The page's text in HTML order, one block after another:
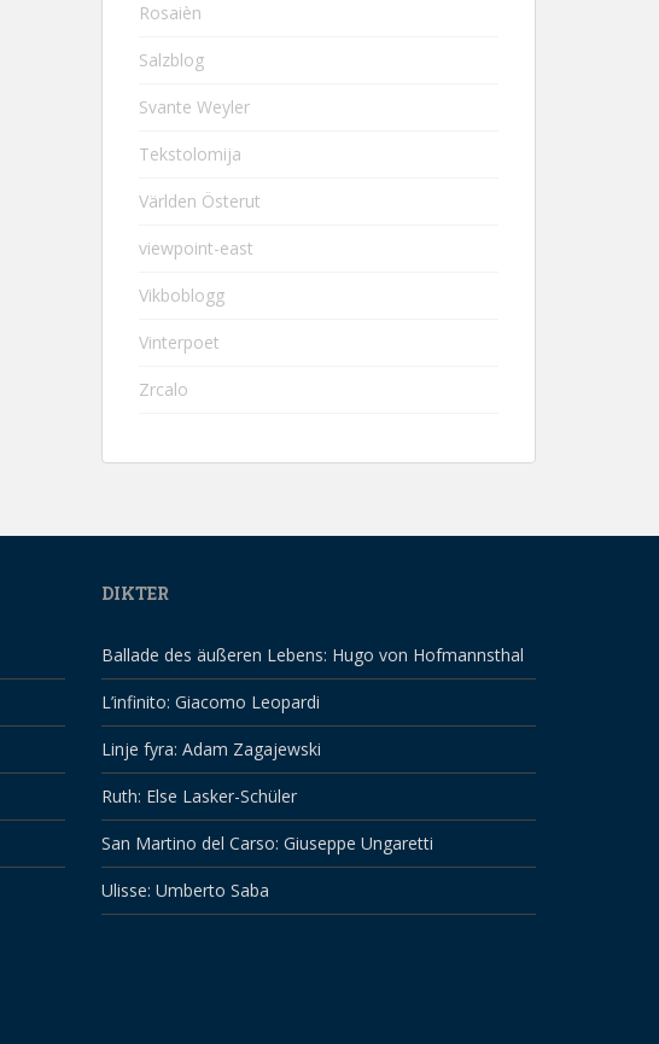
Rosaièn
Salzblog
Svante Weyler
Tekstolomija
Världen Österut
viewpoint-east
Vikboblogg
Vinterpoet
Zrcalo
DIKTER
Ballade des äußeren Lebens: Hugo von Hofmannsthal
L’infinito: Giacomo Leopardi
Linje fyra: Adam Zagajewski
Ruth: Else Lasker-Schüler
San Martino del Carso: Giuseppe Ungaretti
Ulisse: Umberto Saba